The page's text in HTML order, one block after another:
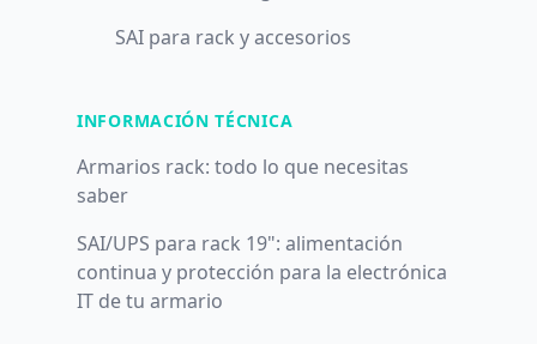
SAI para rack y accesorios
INFORMACIÓN TÉCNICA
Armarios rack: todo lo que necesitas
saber
SAI/UPS para rack 19": alimentación
continua y protección para la electrónica
IT de tu armario